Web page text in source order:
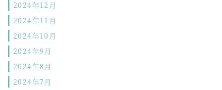
2024年12月
2024年11月
2024年10月
2024年9月
2024年8月
2024年7月